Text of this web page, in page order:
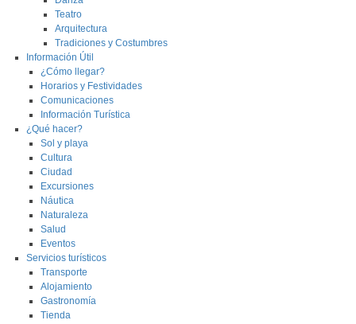
Teatro
Arquitectura
Tradiciones y Costumbres
Información Útil
¿Cómo llegar?
Horarios y Festividades
Comunicaciones
Información Turística
¿Qué hacer?
Sol y playa
Cultura
Ciudad
Excursiones
Náutica
Naturaleza
Salud
Eventos
Servicios turísticos
Transporte
Alojamiento
Gastronomía
Tienda